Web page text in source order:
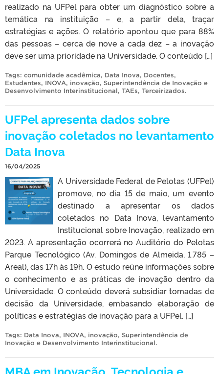
realizado na UFPel para obter um diagnóstico sobre a
temática na instituição – e, a partir dela, traçar
estratégias e ações. O relatório apontou que para 88%
das pessoas – cerca de nove a cada dez – a inovação
deve ser uma prioridade na Universidade. O conteúdo […]
Tags: comunidade acadêmica, Data Inova, Docentes,
Estudantes, INOVA, inovação, Superintendência de Inovação e
Desenvolvimento Interinstitucional, TAEs, Terceirizados.
UFPel apresenta dados sobre
inovação coletados no levantamento
Data Inova
16/04/2025
A Universidade Federal de Pelotas (UFPel)
promove, no dia 15 de maio, um evento
destinado a apresentar os dados
coletados no Data Inova, levantamento
Institucional sobre Inovação, realizado em
2023. A apresentação ocorrerá no Auditório do Pelotas
Parque Tecnológico (Av. Domingos de Almeida, 1.785 –
Areal), das 17h às 19h. O estudo reúne informações sobre
o conhecimento e as práticas de inovação dentro da
Universidade. O conteúdo deverá subsidiar tomadas de
decisão da Universidade, embasando elaboração de
políticas e estratégias de inovação para a UFPel. […]
Tags: Data Inova, INOVA, inovação, Superintendência de
Inovação e Desenvolvimento Interinstitucional.
MBA em Inovação, Tecnologia e